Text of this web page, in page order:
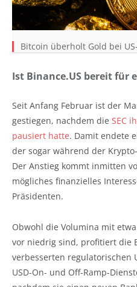
Bitcoin überholt Gold bei
Ist Binance.US bereit für
Seit Anfang Februar ist der
gestiegen, nachdem die SEC
pausiert hatte. Damit endete
der sogar während der
Der Anstieg kommt inmitten
mögliches finanzielles
Präsidenten.
Obwohl die Volumina mit
vor niedrig sind, profitiert die
verbesserten regulatorischen
USD-On- und Off-Ramp-